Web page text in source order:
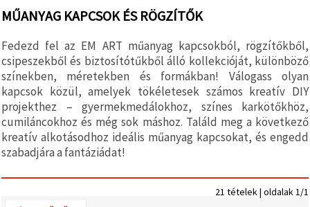
technológiákat
használunk
érdekében,
hogy
biztosítsuk
a weboldal
megfelelő
működését,
javítsuk az
Ön
felhasználói
élményét,
és az Ön
elemezzük
MŰANYAG KAPCSOK ÉS RÖGZÍTŐK
Fedezd fel az EM ART műanyag kapcsokból, rögzítőkből,
csipeszekből és biztosítótűkből álló kollekcióját, különböző
színekben, méretekben és formákban! Válogass olyan
kapcsok közül, amelyek tökéletesek számos kreatív DIY
projekthez – gyermekmedálokhoz, színes karkötőkhöz,
cumiláncokhoz és még sok máshoz. Találd meg a következő
kreatív alkotásodhoz ideális műanyag kapcsokat, és engedd
szabadjára a fantáziádat!
21 tételek | oldalak 1/1